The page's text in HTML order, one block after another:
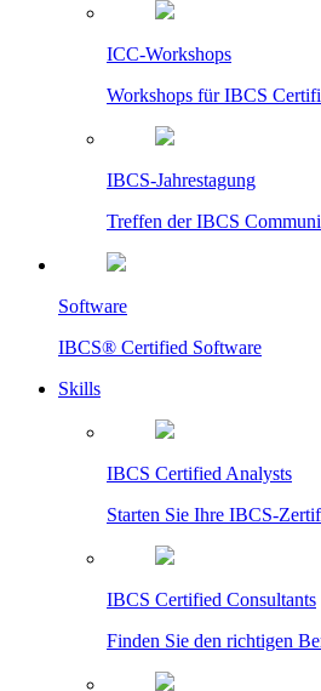
ICC-Workshops
Workshops für IBCS
IBCS-Jahrestagung
Treffen der IBCS
Software
IBCS® Certified Software
Skills
IBCS Certified Analysts
Starten Sie Ihre IBCS-
IBCS Certified Consultants
Finden Sie den richtigen